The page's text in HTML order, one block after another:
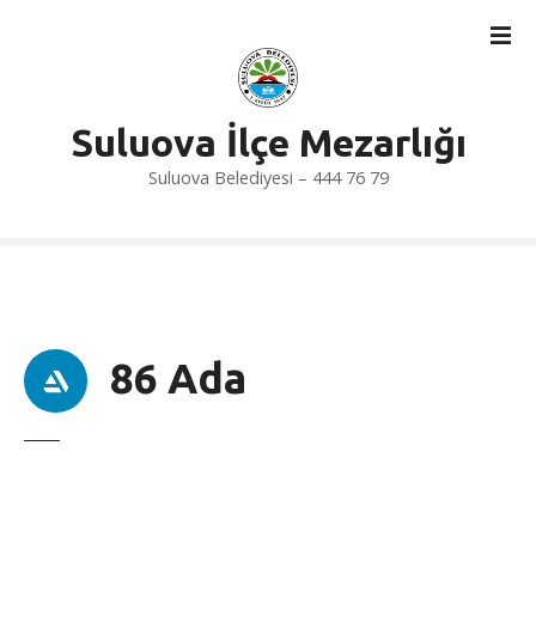
Suluova İlçe Mezarlığı
Suluova Belediyesi – 444 76 79
86 Ada